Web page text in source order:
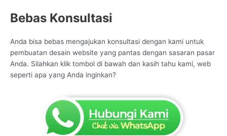
Bebas Konsultasi
Anda bisa bebas mengajukan konsultasi dengan kami untuk
pembuatan desain website yang pantas dengan sasaran pasar
Anda. Silahkan klik tombol di bawah dan kasih tahu kami, web
seperti apa yang Anda inginkan?